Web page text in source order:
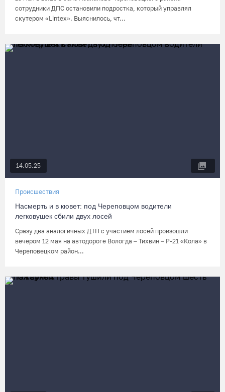
сотрудники ДПС остановили подростка, который управлял
скутером «Lintex». Выяснилось, чт...
14.05.25
Происшествия
Насмерть и в кювет: под Череповцом водители
легковушек сбили двух лосей
Сразу два аналогичных ДТП с участием лосей произошли
вечером 12 мая на автодороге Вологда – Тихвин – Р-21 «Кола» в
Череповецком район...